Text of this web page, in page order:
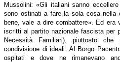
Mussolini: «Gli italiani sanno
sono ostinati a fare la sola cosa nella
bene, vale a dire combattere». Ed era
iscritti al partito nazionale fascista per
Necessità Familiari), piuttosto
condivisione di ideali. Al Borgo
ospitati e dove ne rimanevano